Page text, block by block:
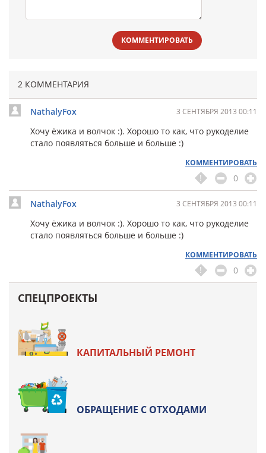
КОММЕНТИРОВАТЬ
2 КОММЕНТАРИЯ
NathalyFox 3 СЕНТЯБРЯ 2013 00:11
Хочу ёжика и волчок :). Хорошо то как, что рукоделие
стало появляться больше и больше :)
КОММЕНТИРОВАТЬ
0
NathalyFox 3 СЕНТЯБРЯ 2013 00:11
Хочу ёжика и волчок :). Хорошо то как, что рукоделие
стало появляться больше и больше :)
КОММЕНТИРОВАТЬ
0
СПЕЦПРОЕКТЫ
КАПИТАЛЬНЫЙ РЕМОНТ
ОБРАЩЕНИЕ С ОТХОДАМИ